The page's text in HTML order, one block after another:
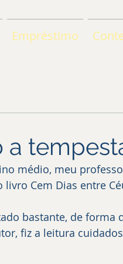
Empréstimo
a
Cem Dias entre
bastante, de forma
fiz a leitura